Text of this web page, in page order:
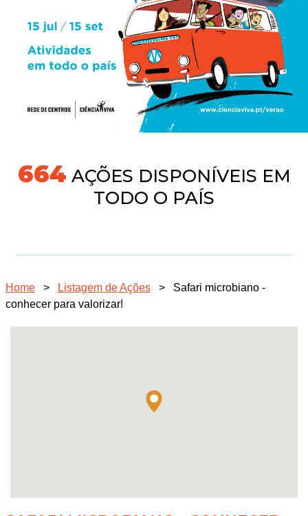
704 AÇÕES DISPONÍVEIS EM
TODO O PAÍS
Home > Listagem de Ações >
Safari microbiano -
conhecer para valorizar!